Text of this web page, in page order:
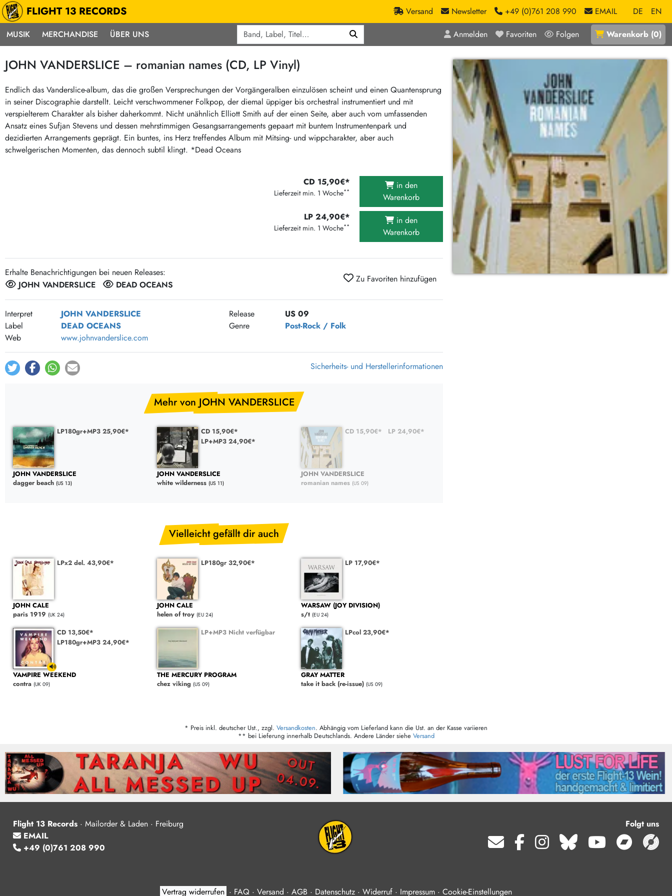
FLIGHT 13 RECORDS Versand Newsletter +49 (0)761 208 990 EMAIL DE
EN
MUSIK
Musik
Alle Neuheiten
Pre-Order
Highlights
Exklusiv & Limitiert
Neu auf Lager
Sonderangebote
Punk / HC
Hardcore
Emo
Postpunk / New Wave
Punkrock
60s / Garage
Beat / Surf
Electronic
Neoklassik
Abstract / Ambient
Electronic Goods
Reggae/Ska
Soul / Exotica / Jazz
Ska
Aktionen
Staatsakt-Aktion
Crazysane Günstiger
Fuzzorama günstiger
Tapete Records günstiger
Sunny Sunny Bastards Summer 26
International Anthem Sommer 2026
BMG Aktion
Music on Vinyl-Aktion
375 Aktion Vinyl Q3 2026
FLIGHT 13 REC. SALE
Unter Schafen-Vinyl günstig
MERCHANDISE ÜBER UNS Anmelden Favoriten Folgen Warenkorb (0)
JOHN VANDERSLICE – romanian names (CD, LP Vinyl)
Endlich das Vanderslice-album, das die großen Versprechungen der Vorgängeralben einzulösen scheint und einen Quantensprung
in seiner Discographie darstellt. Leicht verschwommener Folkpop, der diemal üppiger bis orchestral instrumentiert und mit
verspielterem Charakter als bisher daherkommt. Nicht unähnlich Elliott Smith auf der einen Seite, aber auch vom umfassenden
Ansatz eines Sufjan Stevens und dessen mehrstimmigen Gesangsarrangements gepaart mit buntem Instrumentenpark und
dezidierten Arrangements geprägt. Ein buntes, ins Herz treffendes Album mit Mitsing- und wippcharakter, aber auch
schwelgerischen Momenten, das dennoch subtil klingt. *Dead Oceans
CD 15,90€*
Lieferzeit min. 1 Woche**
in den
Warenkorb
LP 24,90€*
Lieferzeit min. 1 Woche**
in den
Warenkorb
Erhalte Benachrichtigungen bei neuen Releases:
JOHN VANDERSLICE
DEAD OCEANS
Zu Favoriten hinzufügen
Interpret JOHN VANDERSLICE Release
US 09
Label
DEAD OCEANS Genre
Post-Rock / Folk
Web
www.johnvanderslice.com
Sicherheits- und Herstellerinformationen
Mehr von JOHN VANDERSLICE
LP180gr+MP3 25,90€*
JOHN VANDERSLICE
dagger beach (US 13)
CD 15,90€*
LP+MP3 24,90€*
JOHN VANDERSLICE
white wilderness (US 11)
CD 15,90€* LP 24,90€*
JOHN VANDERSLICE
romanian names (US 09)
Vielleicht gefällt dir auch
LPx2 del. 43,90€*
JOHN CALE
paris 1919 (UK 24)
LP180gr 32,90€*
JOHN CALE
helen of troy (EU 24)
LP 17,90€*
WARSAW (JOY DIVISION)
s/t (EU 24)
CD 13,50€*
LP180gr+MP3 24,90€*
VAMPIRE WEEKEND
contra (UK 09)
LP+MP3 Nicht verfügbar
THE MERCURY PROGRAM
chez viking (US 09)
LPcol 23,90€*
GRAY MATTER
take it back (re-issue) (US 09)
* Preis inkl. deutscher Ust., zzgl. Versandkosten. Abhängig vom Lieferland kann die Ust. an der Kasse variieren
** bei Lieferung innerhalb Deutschlands. Andere Länder siehe Versand
Flight 13 Records · Mailorder & Laden · Freiburg
EMAIL
+49 (0)761 208 990
Folgt uns
Vertrag widerrufen · FAQ · Versand · AGB · Datenschutz · Widerruf · Impressum · Cookie-Einstellungen